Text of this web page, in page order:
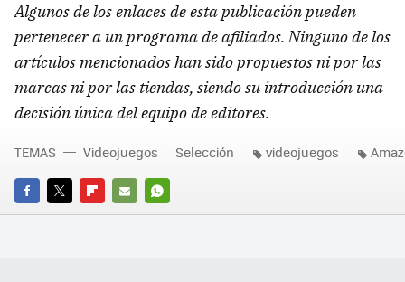
Algunos de los enlaces de esta publicación pueden
pertenecer a un programa de afiliados. Ninguno de los
artículos mencionados han sido propuestos ni por las
marcas ni por las tiendas, siendo su introducción una
decisión única del equipo de editores.
FACEBOOK
TWITTERFLIPBOARD
E-
WHATSAPP
TEMAS Videojuegos Selección videojuegos